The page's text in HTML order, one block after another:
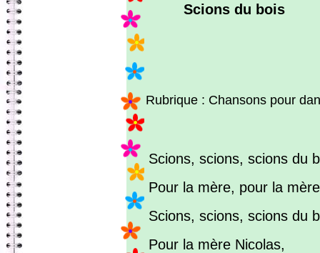
Scions du bois
Rubrique : Chansons pour
Scions, scions, scions du
Pour la mère, pour la
Scions, scions, scions du
Pour la mère Nicolas,